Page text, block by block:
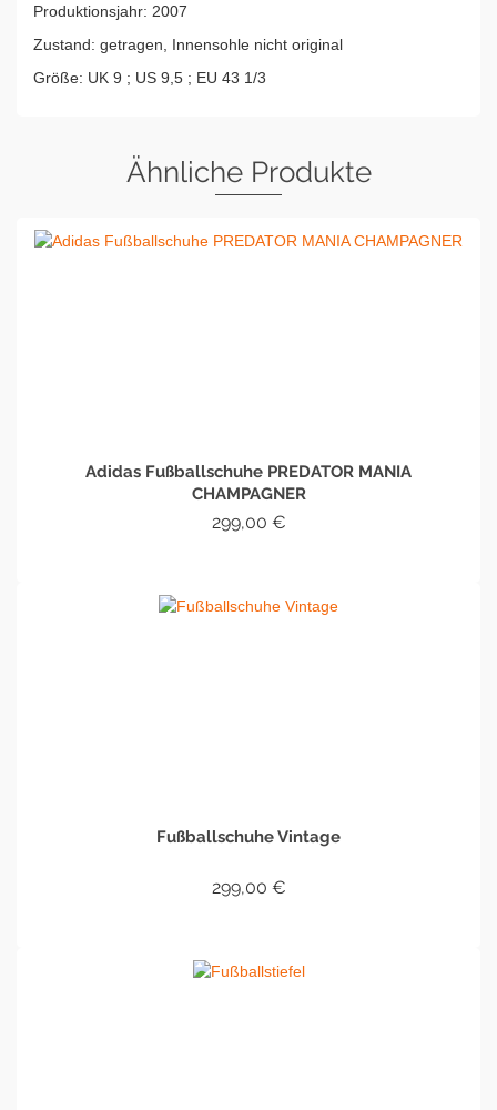
Produktionsjahr: 2007
Zustand: getragen, Innensohle nicht original
Größe: UK 9 ; US 9,5 ; EU 43 1/3
Ähnliche Produkte
Adidas Fußballschuhe PREDATOR MANIA
CHAMPAGNER
299,00 €
Fußballschuhe Vintage
299,00 €